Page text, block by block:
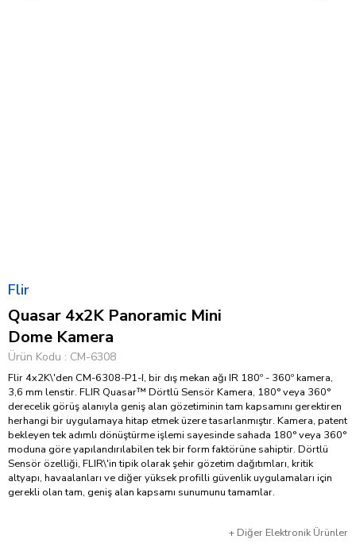
Flir
Quasar 4x2K Panoramic Mini
Dome Kamera
Ürün Kodu CM-6308
Flir 4x2K\'den CM-6308-P1-I, bir dış mekan ağı IR 180º - 360º kamera,
3,6 mm lenstir. FLIR Quasar™ Dörtlü Sensör Kamera, 180° veya 360°
derecelik görüş alanıyla geniş alan gözetiminin tam kapsamını gerektiren
herhangi bir uygulamaya hitap etmek üzere tasarlanmıştır. Kamera, patent
bekleyen tek adımlı dönüştürme işlemi sayesinde sahada 180° veya 360°
moduna göre yapılandırılabilen tek bir form faktörüne sahiptir. Dörtlü
Sensör özelliği, FLIR\'in tipik olarak şehir gözetim dağıtımları, kritik
altyapı, havaalanları ve diğer yüksek profilli güvenlik uygulamaları için
gerekli olan tam, geniş alan kapsamı sunumunu tamamlar.
+ Diğer Elektronik Ürünler